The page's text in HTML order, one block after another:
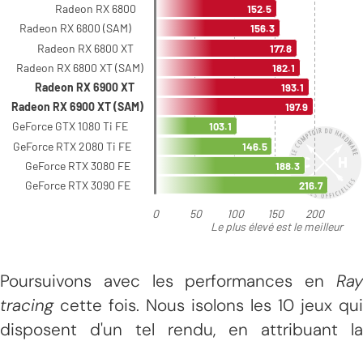
Poursuivons avec les performances en Ray
tracingcette fois. Nous isolons les 10 jeux qui
disposent d'un tel rendu, en attribuant la